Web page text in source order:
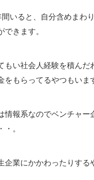
いると、自分含めまわ
できます。
もい社会人経験を積ん
をもらってるやつもいま
情報系なのでベンチャ
。
企業にかかわったりする